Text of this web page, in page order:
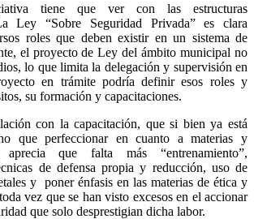
tiene que ver con las estructuras
Ley “Sobre Seguridad Privada” es clara
roles que deben existir en un sistema de
el proyecto de Ley del ámbito municipal no
lo que limita la delegación y supervisión en
en trámite podría definir esos roles y
su formación y capacitaciones.
con la capacitación, que si bien ya está
que perfeccionar en cuanto a materias y
aprecia que falta más “entrenamiento”,
de defensa propia y reducción, uso de
y poner énfasis en las materias de ética y
vez que se han visto excesos en el accionar
que solo desprestigian dicha labor.